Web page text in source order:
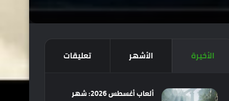
الأخيرة الأشهر تعليقات
ألعاب أغسطس 2026: شهر